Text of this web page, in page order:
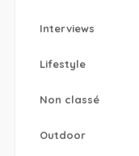
Interviews
Lifestyle
Non classé
Outdoor